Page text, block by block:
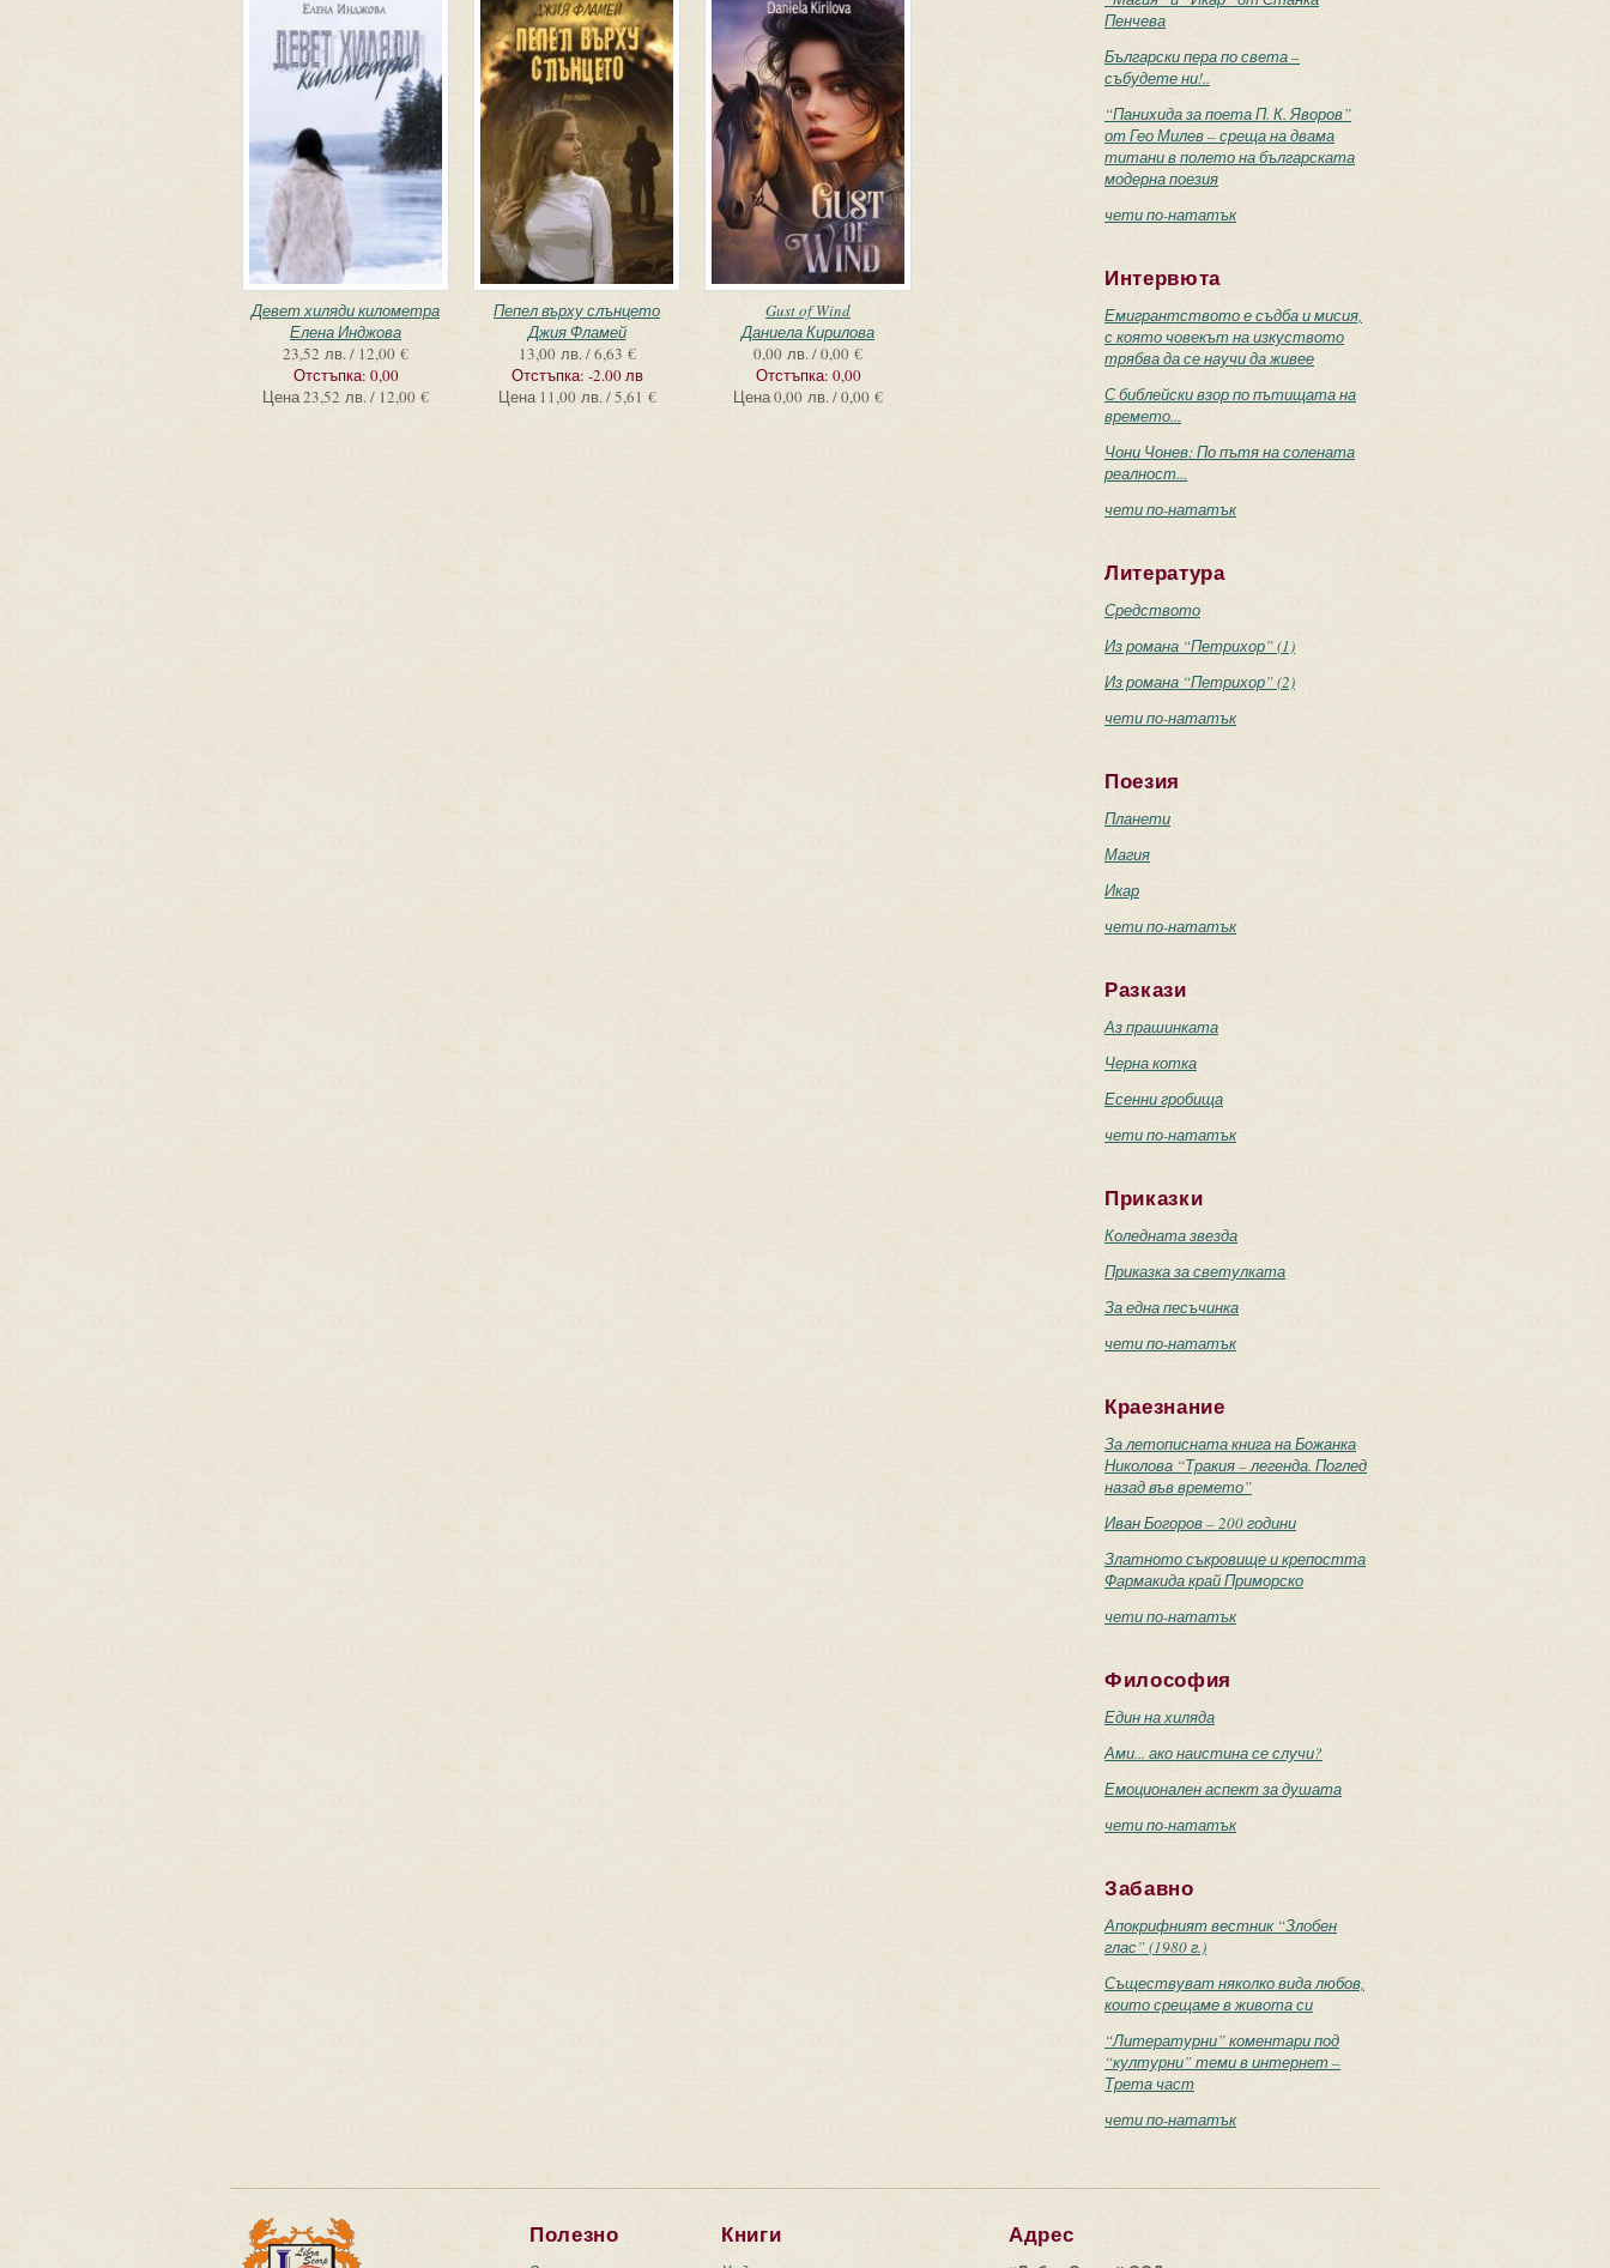
Девет хиляди километра
Елена Инджова
23,52 лв. / 12,00 €
Отстъпка: 0,00
Цена23,52 лв. / 12,00 €
Пепел върху слънцето
Джия Фламей
13,00 лв. / 6,63 €
Отстъпка: -2.00 лв
Цена 11,00 лв. / 5,61 €
Gust of Wind
Даниела Кирилова
0,00 лв. / 0,00 €
Отстъпка: 0,00
Цена0,00 лв. / 0,00 €
Пенчева
Български пера по света –
събудете ни!..
“Панихида за поета П. К. Яворов”
от Гео Милев – среща на двама
титани в полето на българската
модерна поезия
чети по-нататък
Интервюта
Емигрантството е съдба и мисия,
с която човекът на изкуството
трябва да се научи да живее
С библейски взор по пътищата на
времето...
Чони Чонев: По пътя на солената
реалност...
чети по-нататък
Литература
Средството
Из романа “Петрихор” (1)
Из романа “Петрихор” (2)
чети по-нататък
Поезия
Планети
Магия
Икар
чети по-нататък
Разкази
Аз прашинката
Черна котка
Есенни гробища
чети по-нататък
Приказки
Коледната звезда
Приказка за светулката
За една песъчинка
чети по-нататък
Краезнание
За летописната книга на Божанка
Николова “Тракия – легенда. Поглед
назад във времето”
Иван Богоров – 200 години
Златното съкровище и крепостта
Фармакида край Приморско
чети по-нататък
Философия
Един на хиляда
Ами... ако наистина се случи?
Емоционален аспект за душата
чети по-нататък
Забавно
Апокрифният вестник “Злобен
глас” (1980 г.)
Съществуват няколко вида любов,
които срещаме в живота си
“Литературни” коментари под
“културни” теми в интернет –
Трета част
чети по-нататък
Полезно Книги
Адрес